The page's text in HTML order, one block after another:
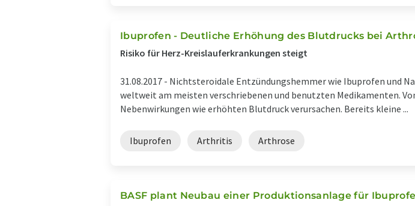
Ibuprofen - Deutliche Erhöhung des Blutdrucks bei
Risiko für Herz-Kreislauferkrankungen steigt
31.08.2017 - Nichtsteroidale Entzündungshemmer wie Ibuprofen und
weltweit am meisten verschriebenen und benutzten Medikamenten.
Nebenwirkungen wie erhöhten Blutdruck verursachen. Bereits kleine ...
Ibuprofen Arthritis Arthrose
BASF plant Neubau einer Produktionsanlage für